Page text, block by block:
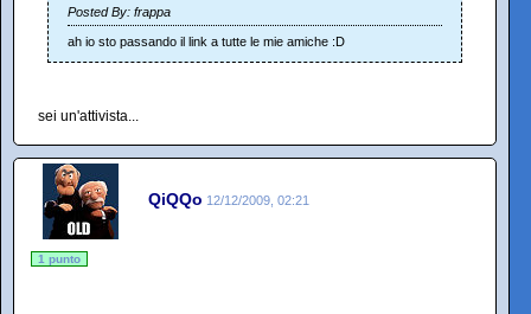
Posted By: frappa
ah io sto passando il link a tutte le mie amiche :D
sei un'attivista...
QiQQo 12/12/2009, 02:21
1 punto